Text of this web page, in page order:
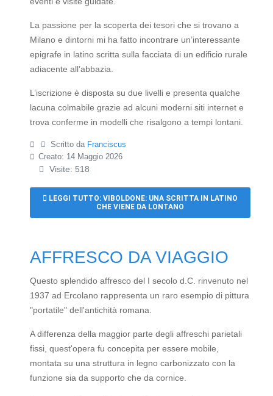
La passione per la scoperta dei tesori che si trovano a
Milano e dintorni mi ha fatto incontrare un’interessante
epigrafe in latino scritta sulla facciata di un edificio rurale
adiacente all’abbazia.
L’iscrizione è disposta su due livelli e presenta qualche
lacuna colmabile grazie ad alcuni moderni siti internet e
trova conferme in modelli che risalgono a tempi lontani.
Scritto da Franciscus
Creato: 14 Maggio 2026
Visite: 518
LEGGI TUTTO: VIBOLDONE: UNA SCRITTA IN LATINO
CHE VIENE DA LONTANO
AFFRESCO DA VIAGGIO
Questo splendido affresco del I secolo d.C. rinvenuto nel
1937 ad Ercolano rappresenta un raro esempio di pittura
"portatile" dell'antichità romana.
A differenza della maggior parte degli affreschi parietali
fissi, quest'opera fu concepita per essere mobile,
montata su una struttura in legno carbonizzato con la
funzione sia da supporto che da cornice.